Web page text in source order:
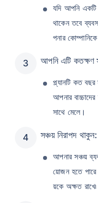
যদি আপনি একটি
থাকেন তবে
পনার
আপনি এটি কতক্ষণ
প্ল্যানটি কত
আপনার
সাথে মেলে।
সঞ্চয় নিরাপদ থাকুন:
আপনার সঞ্চয়
য়োজন হতে
য়কে অক্ষত রাখে৷
বছর বয়স পর্যন্ত কভার। *₹৬৩০/মাস হল ১ কোটির টার্ম
এমন ব্যক্তির জন্য, ৪৬ বছর বয়স পর্যন্ত কভার।